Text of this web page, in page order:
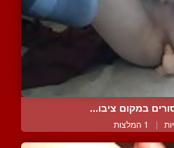
במקום ציבו...
| 1 המלצות